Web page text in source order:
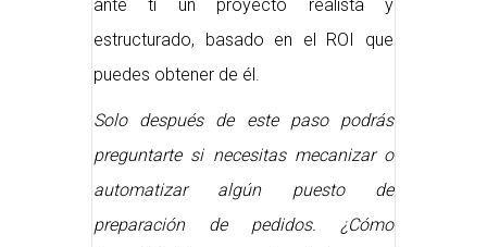
ante ti un proyecto realista y
estructurado, basado en el ROI que
puedes obtener de él.
Solo después de este paso podrás
preguntarte si necesitas mecanizar o
automatizar algún puesto de
preparación de pedidos. ¿Cómo